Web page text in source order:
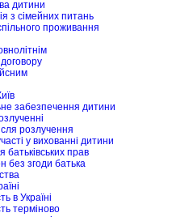
дитини
з сімейних питань
проживання
забезпечення дитини
розлучення
у вихованні дитини
прав
без згоди батька
в Україні
терміново